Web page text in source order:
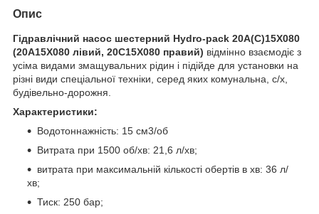
Опис
Гідравлічний насос шестерний Hydro-pack 20A(C)15X080
(20A15X080 лівий, 20C15X080 правий) відмінно взаємодіє з
усіма видами змащувальних рідин і підійде для установки на
різні види спеціальної техніки, серед яких комунальна, с/х,
будівельно-дорожня.
Характеристики:
Водотоннажність: 15 см3/об
Витрата при 1500 об/хв: 21,6 л/хв;
витрата при максимальній кількості обертів в хв: 36 л/
хв;
Тиск: 250 бар;